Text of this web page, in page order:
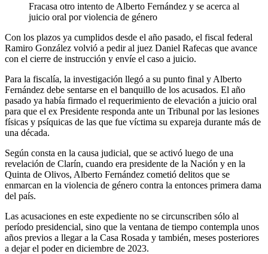
Fracasa otro intento de Alberto Fernández y se acerca al
juicio oral por violencia de género
Con los plazos ya cumplidos desde el año pasado, el fiscal federal
Ramiro González volvió a pedir al juez Daniel Rafecas que avance
con el cierre de instrucción y envíe el caso a juicio.
Para la fiscalía, la investigación llegó a su punto final y Alberto
Fernández debe sentarse en el banquillo de los acusados. El año
pasado ya había firmado el requerimiento de elevación a juicio oral
para que el ex Presidente responda ante un Tribunal por las lesiones
físicas y psíquicas de las que fue víctima su expareja durante más de
una década.
Según consta en la causa judicial, que se activó luego de una
revelación de Clarín, cuando era presidente de la Nación y en la
Quinta de Olivos, Alberto Fernández cometió delitos que se
enmarcan en la violencia de género contra la entonces primera dama
del país.
Las acusaciones en este expediente no se circunscriben sólo al
período presidencial, sino que la ventana de tiempo contempla unos
años previos a llegar a la Casa Rosada y también, meses posteriores
a dejar el poder en diciembre de 2023.